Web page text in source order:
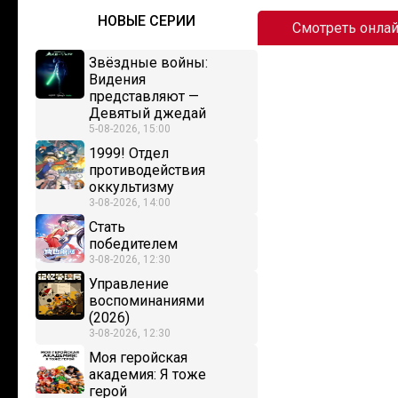
НОВЫЕ СЕРИИ
Звёздные войны:
Видения
представляют —
Девятый джедай
5-08-2026, 15:00
1999! Отдел
противодействия
оккультизму
3-08-2026, 14:00
Стать
победителем
3-08-2026, 12:30
Управление
воспоминаниями
(2026)
3-08-2026, 12:30
Моя геройская
академия: Я тоже
герой
Смотреть